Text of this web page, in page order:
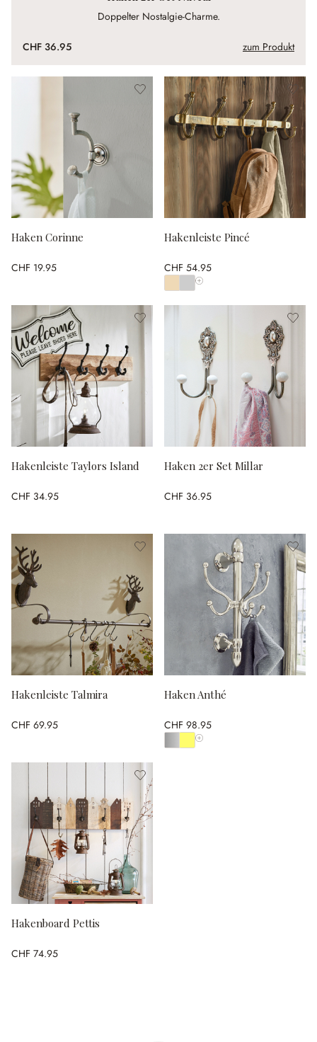
Doppelter Nostalgie-Charme.
CHF 36.95 zum Produkt
Haken Corinne
CHF 19.95
Hakenleiste Pincé
CHF 54.95
Alle Farben anzeigen
Hakenleiste Taylors Island
CHF 34.95
Haken 2er Set Millar
CHF 36.95
Hakenleiste Talmira
CHF 69.95
Haken Anthé
CHF 98.95
Alle Farben anzeigen
Hakenboard Pettis
CHF 74.95